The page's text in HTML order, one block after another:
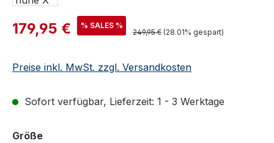
Verkaufspreis:
179,95 € % SALES %
Regulärer Preis:
249,95 € (28.01% gespart)
Preise inkl. MwSt. zzgl. Versandkosten
Sofort verfügbar, Lieferzeit: 1 - 3 Werktage
Größeauswählen